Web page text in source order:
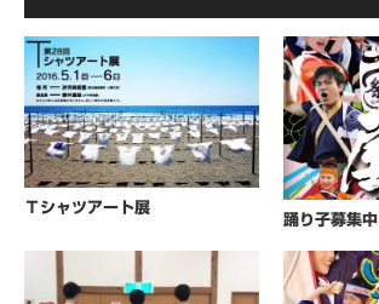
Ｔシャツアート展
踊り子募集中